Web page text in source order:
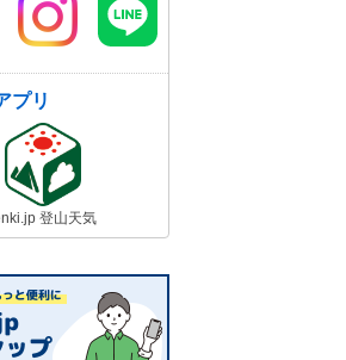
プリ
登山天気